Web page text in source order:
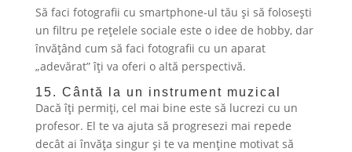
Să faci fotografii cu smartphone-ul tău și să folosești
un filtru pe rețelele sociale este o idee de hobby, dar
învățând cum să faci fotografii cu un aparat
„adevărat” îți va oferi o altă perspectivă.
15. Cântă la un instrument muzical
Dacă îți permiți, cel mai bine este să lucrezi cu un
profesor. El te va ajuta să progresezi mai repede
decât ai învăța singur și te va menține motivat să